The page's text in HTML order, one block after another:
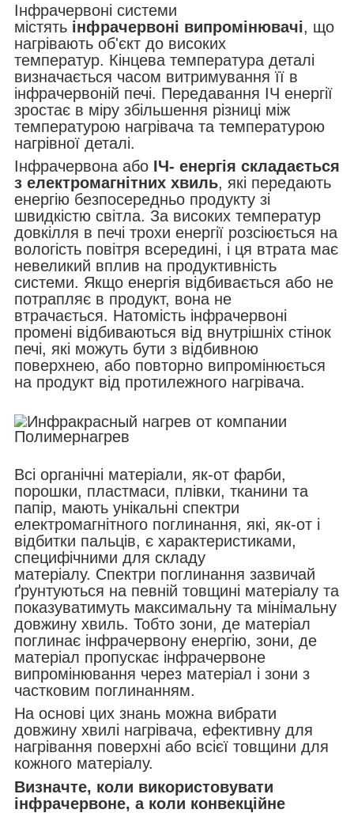
Інфрачервоні системи
містять інфрачервоні випромінювачі, що
нагрівають об'єкт до високих
температур. Кінцева температура деталі
визначається часом витримування її в
інфрачервоній печі. Передавання ІЧ енергії
зростає в міру збільшення різниці між
температурою нагрівача та температурою
нагрівної деталі.
Інфрачервона або ІЧ- енергія складається
з електромагнітних хвиль, які передають
енергію безпосередньо продукту зі
швидкістю світла. За високих температур
довкілля в печі трохи енергії розсіюється на
вологість повітря всередині, і ця втрата має
невеликий вплив на продуктивність
системи. Якщо енергія відбивається або не
потрапляє в продукт, вона не
втрачається. Натомість інфрачервоні
промені відбиваються від внутрішніх стінок
печі, які можуть бути з відбивною
поверхнею, або повторно випромінюється
на продукт від протилежного нагрівача.
Всі органічні матеріали, як-от фарби,
порошки, пластмаси, плівки, тканини та
папір, мають унікальні спектри
електромагнітного поглинання, які, як-от і
відбитки пальців, є характеристиками,
специфічними для складу
матеріалу. Спектри поглинання зазвичай
ґрунтуються на певній товщині матеріалу та
показуватимуть максимальну та мінімальну
довжину хвиль. Тобто зони, де матеріал
поглинає інфрачервону енергію, зони, де
матеріал пропускає інфрачервоне
випромінювання через матеріал і зони з
частковим поглинанням.
На основі цих знань можна вибрати
довжину хвилі нагрівача, ефективну для
нагрівання поверхні або всієї товщини для
кожного матеріалу.
Визначте, коли використовувати
інфрачервоне, а коли конвекційне